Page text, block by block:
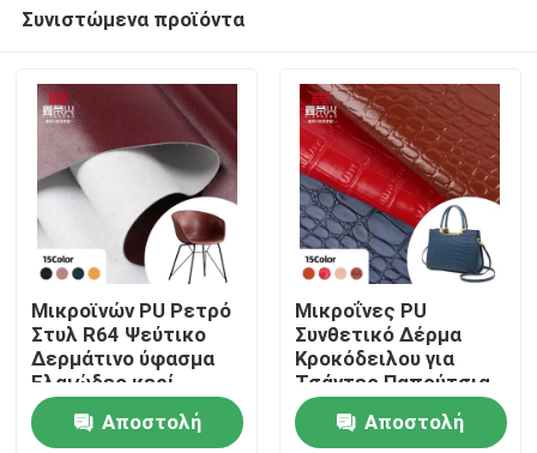
Προϊόντα
Σχετικά με εμάς
Συνιστώμενα προϊόντα
Μικροϊνών PU Ρετρό
Στυλ R64 Ψεύτικο
Δερμάτινο ύφασμα
Ελαιώδες κερί
Βινύλιο Καρέκλα
Καρέκλα Ζώνη
Αποστολή
Μικροΐνες PU
Συνθετικό Δέρμα
Κροκόδειλου για
Τσάντες Παπούτσια
Καναπέδες
Πορτοφόλια Θήκες
Αποστολή